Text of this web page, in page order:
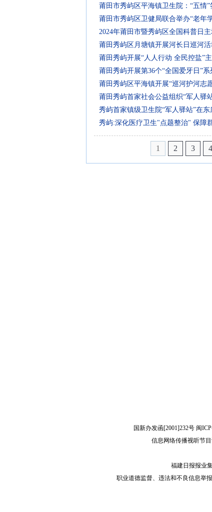
莆田市秀屿区平海镇卫生院：“五情
莆田市秀屿区卫健局联合举办“老年
2024年莆田市暨秀屿区全国科普日
莆田秀屿区月塘镇开展河长日巡河活
莆田秀屿开展“人人行动 全民控盐”
莆田秀屿开展第36个“全国爱牙日”
莆田秀屿区平海镇开展“巡河护河志
莆田秀屿首家社会公益组织“军人驿
秀屿首家镇级卫生院“军人驿站”在
秀屿:深化医疗卫生"点题整治" 保障
1 2 3 4
国新办发函[2001]232号 闽
信息网络传播视听节
福建日报报业
职业道德监督、违法和不良信息举报